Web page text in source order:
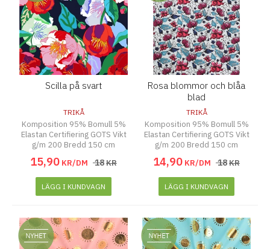
Scilla på svart
TRIKÅ
Komposition 95% Bomull 5%
Elastan Certifiering GOTS Vikt
g/m 200 Bredd 150 cm
15,90 KR/DM 18KR
LÄGG I KUNDVAGN
Rosa blommor och blåa
blad
TRIKÅ
Komposition 95% Bomull 5%
Elastan Certifiering GOTS Vikt
g/m 200 Bredd 150 cm
14,90 KR/DM 18KR
LÄGG I KUNDVAGN